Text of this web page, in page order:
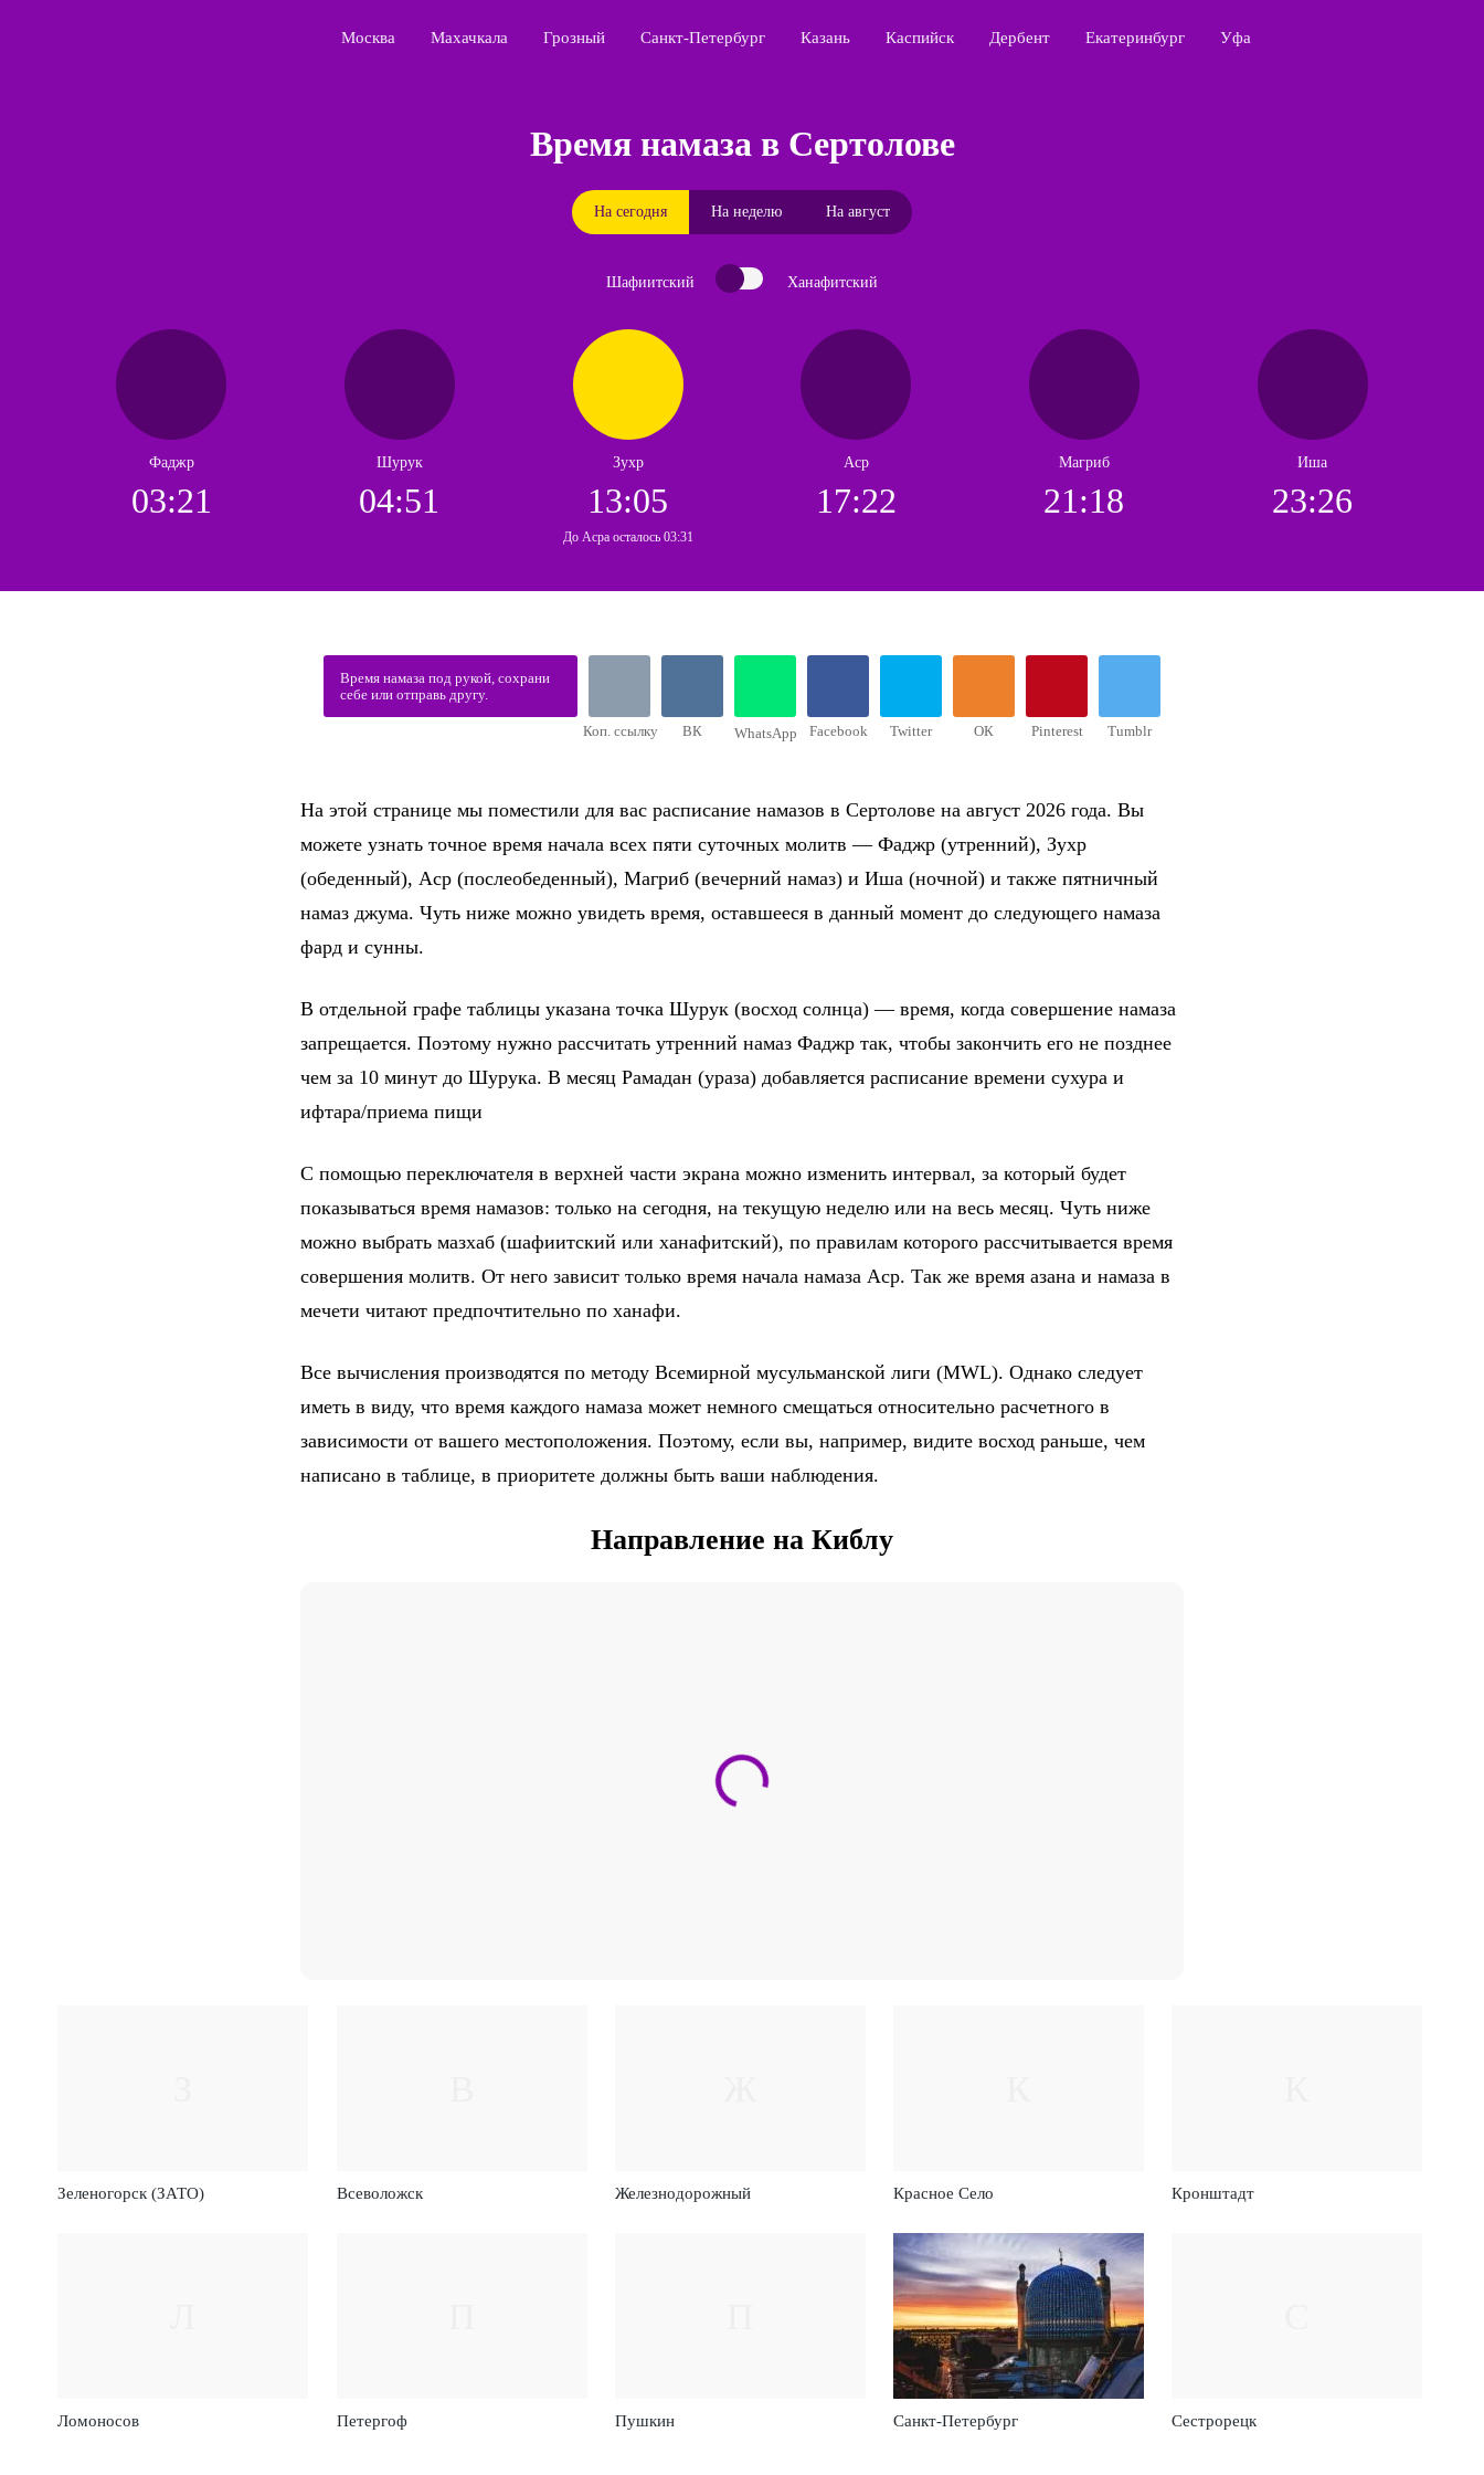
Москва Махачкала Грозный Санкт-Петербург Казань Каспийск Дербент Екатеринбург Уфа
Время намаза в Сертолове
На сегодня На неделю На август
Шафиитский Ханафитский
Фаджр
03:21
Шурук
04:51
Зухр
13:05
До Асра осталось 03:31
Аср
17:22
Магриб
21:18
Иша
23:26
Время намаза под рукой, сохрани
себе или отправь другу.
Коп. ссылку ВК WhatsApp Facebook Twitter ОК Pinterest Tumblr
На этой странице мы поместили для вас расписание намазов в Сертолове на август 2026 года. Вы
можете узнать точное время начала всех пяти суточных молитв — Фаджр (утренний), Зухр
(обеденный), Аср (послеобеденный), Магриб (вечерний намаз) и Иша (ночной) и также пятничный
намаз джума. Чуть ниже можно увидеть время, оставшееся в данный момент до следующего намаза
фард и сунны.
В отдельной графе таблицы указана точка Шурук (восход солнца) — время, когда совершение намаза
запрещается. Поэтому нужно рассчитать утренний намаз Фаджр так, чтобы закончить его не позднее
чем за 10 минут до Шурука. В месяц Рамадан (ураза) добавляется расписание времени сухура и
ифтара/приема пищи
С помощью переключателя в верхней части экрана можно изменить интервал, за который будет
показываться время намазов: только на сегодня, на текущую неделю или на весь месяц. Чуть ниже
можно выбрать мазхаб (шафиитский или ханафитский), по правилам которого рассчитывается время
совершения молитв. От него зависит только время начала намаза Аср. Так же время азана и намаза в
мечети читают предпочтительно по ханафи.
Все вычисления производятся по методу Всемирной мусульманской лиги (MWL). Однако следует
иметь в виду, что время каждого намаза может немного смещаться относительно расчетного в
зависимости от вашего местоположения. Поэтому, если вы, например, видите восход раньше, чем
написано в таблице, в приоритете должны быть ваши наблюдения.
Направление на Киблу
Зеленогорск (ЗАТО) Всеволожск Железнодорожный Красное Село Кронштадт
Ломоносов Петергоф Пушкин Санкт-Петербург Сестрорецк